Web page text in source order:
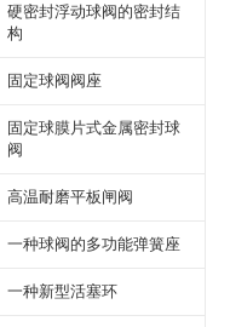
硬密封浮动球阀的密封结
构
固定球阀阀座
固定球膜片式金属密封球
阀
高温耐磨平板闸阀
一种球阀的多功能弹簧座
一种新型活塞环